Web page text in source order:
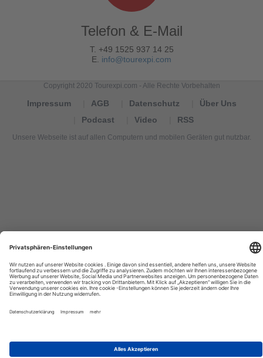
Telefon & E-Mail
T. +49 1525 937 14 25
E. info@tourexpi.com
Copyright 2020 Tourexpi.com - Alle Rechte Vorbehalten
Impressum AGB Datenschutz
Über Uns
Podcast
Video RSS
Unsere Webseite ist auf allen Computern und mobilen Geräten gut nutzbar.
de
turismo,
Nachrichten,
новости
туризма,
tourism